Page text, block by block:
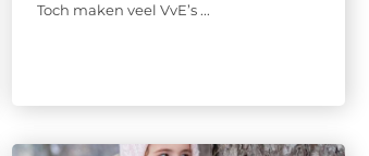
Toch maken veel VvE’s ...